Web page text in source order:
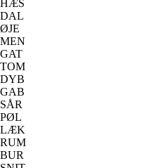
HÆS
DAL
ØJE
MEN
GAT
TOM
DYB
GAB
SÅR
PØL
LÆK
RUM
BUR